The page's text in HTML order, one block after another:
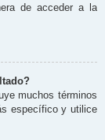
de acceder a la
muchos términos
específico y utilice